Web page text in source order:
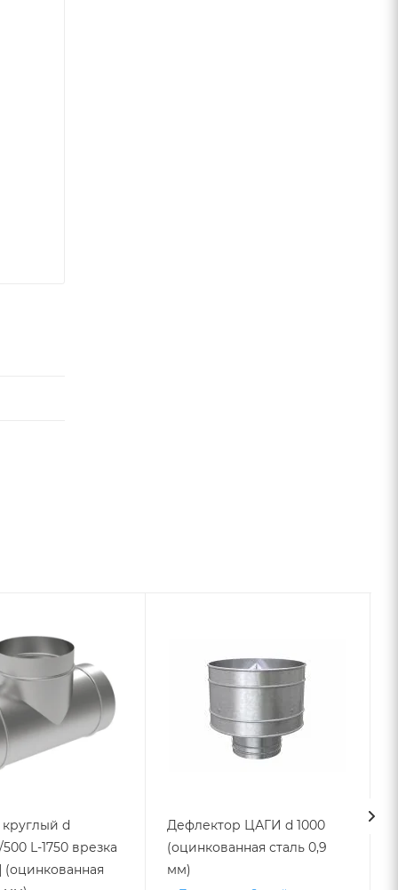
d
500 L-1750 врезка
(оцинкованная
Дефлектор ЦАГИ d 1000
(оцинкованная сталь 0,9
мм)